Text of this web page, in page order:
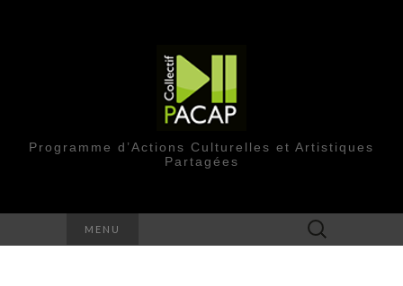
Programme d’Actions Culturelles et Artistiques
Partagées
MENU Rechercher :